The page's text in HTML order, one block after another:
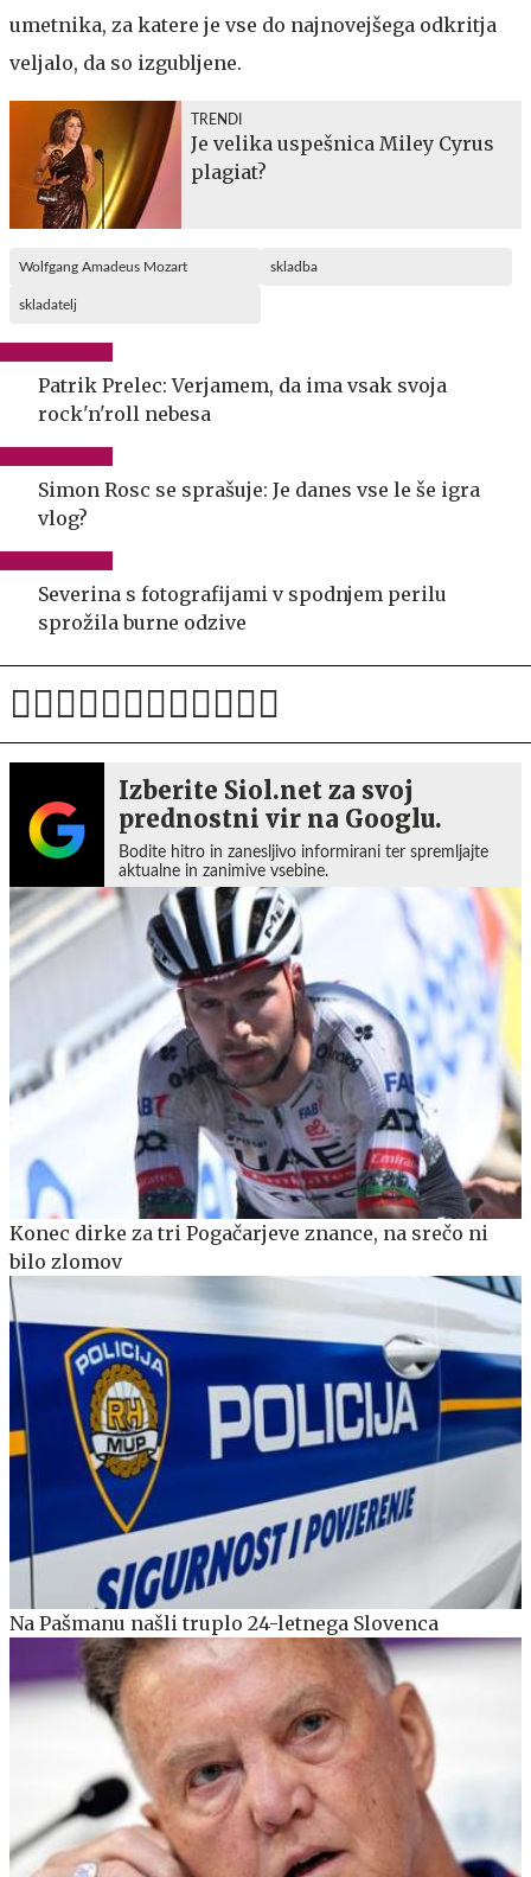
umetnika, za katere je vse do najnovejšega odkritja
veljalo, da so izgubljene.
TRENDI
Je velika uspešnica Miley Cyrus
plagiat?
Wolfgang Amadeus Mozart skladba
skladatelj
Patrik Prelec: Verjamem, da ima vsak svoja
rock'n'roll nebesa
Simon Rosc se sprašuje: Je danes vse le še igra
vlog?
Severina s fotografijami v spodnjem perilu
sprožila burne odzive
Izberite Siol.net za svoj
prednostni vir na Googlu.
Bodite hitro in zanesljivo informirani ter spremljajte
aktualne in zanimive vsebine.
Konec dirke za tri Pogačarjeve znance, na srečo ni
bilo zlomov
Na Pašmanu našli truplo 24-letnega Slovenca